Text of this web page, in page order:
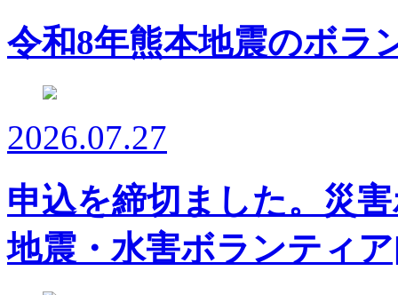
令和8年熊本地震のボラ
2026.07.27
申込を締切ました。災
地震・水害ボランティ